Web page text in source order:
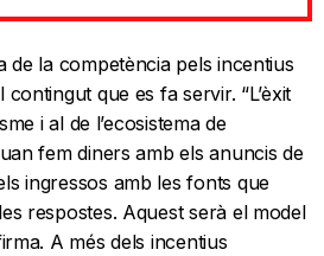
de la competència pels incentius
que es fa servir. “L’èxit
i al de l’ecosistema de
fem diners amb els anuncis de
ingressos amb les fonts que
respostes. Aquest serà el model
A més dels incentius